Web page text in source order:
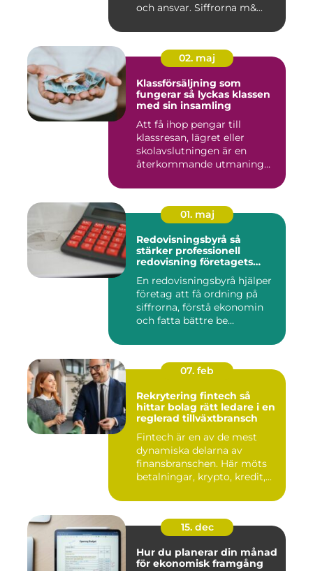
och ansvar. Siffrorna m&...
02. maj
Klassförsäljning som
fungerar så lyckas klassen
med sin insamling
Att få ihop pengar till
klassresan, lägret eller
skolavslutningen är en
återkommande utmaning
01. maj
Redovisningsbyrå så
stärker professionell
redovisning företagets
En redovisningsbyrå hjälper
företag att få ordning på
siffrorna, förstå ekonomin
och fatta bättre be...
07. feb
Rekrytering fintech så
hittar bolag rätt ledare i en
reglerad tillväxtbransch
Fintech är en av de mest
dynamiska delarna av
finansbranschen. Här möts
betalningar, krypto, kredit,...
15. dec
Hur du planerar din månad
för ekonomisk framgång